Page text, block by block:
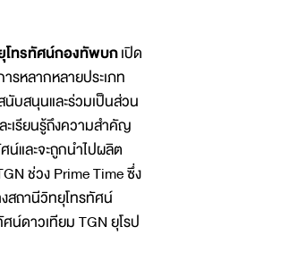
ทรทัศน์กองทัพบกเปิด
รหลากหลายประเภท
นับสนุนและร่วมเป็นส่วน
ะเรียนรู้ถึงความสำคัญ
น์และจะถูกนำไปผลิต
ช่วง Prime Time ซึ่ง
สถานีวิทยุโทรทัศน์
น์ดาวเทียม TGN ยุโรป